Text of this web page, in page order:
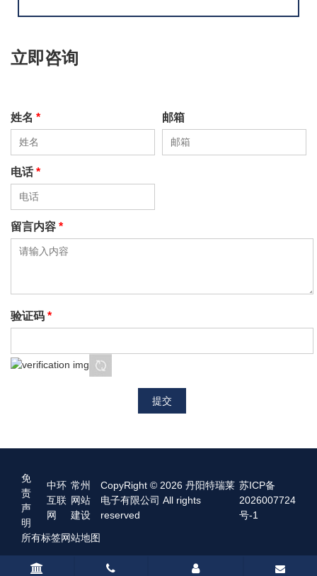
立即咨询
姓名 * 邮箱
电话*
留言内容 *
验证码 *
提交
免
责
声
明
中环
互联
网
常州
网站
建设
CopyRight © 2026 丹阳特瑞莱
电子有限公司 All rights
reserved
苏ICP备
2026007724
号-1
所有标签网站地图